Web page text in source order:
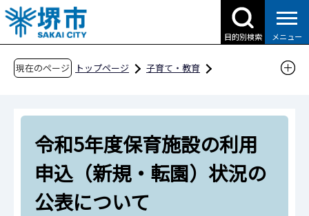
こ
の
ペ
目的別検索 メニュー
現在のページ トップページ
子育て・教育
預けたい（保育サービス）
利用の申込みについて
令和5年度保育施設の利用申込（新規・転園）
状況の公表について
令和5年度保育施設の利用
申込（新規・転園）状況の
公表について